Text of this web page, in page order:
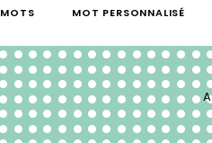
MOTS MOT PERSONNALISÉ